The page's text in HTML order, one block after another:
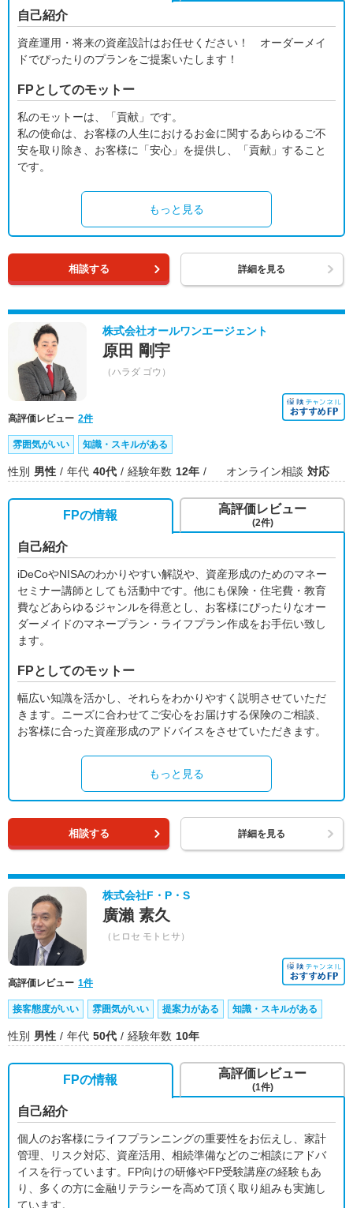
自己紹介
資産運用・将来の資産設計はお任せください！ オーダーメイ
ドでぴったりのプランをご提案いたします！
FPとしてのモットー
私のモットーは、「貢献」です。
私の使命は、お客様の人生におけるお金に関するあらゆるご不
安を取り除き、お客様に「安心」を提供し、「貢献」すること
です。
もっと見る
相談する 詳細を見る
株式会社オールワンエージェント
原田 剛宇
（ハラダ ゴウ）
高評価レビュー 2件
雰囲気がいい 知識・スキルがある
性別 男性 年代 40代 経験年数 12年 オンライン相談 対応
FPの情報
自己紹介
iDeCoやNISAのわかりやすい解説や、資産形成のためのマネー
セミナー講師としても活動中です。他にも保険・住宅費・教育
費などあらゆるジャンルを得意とし、お客様にぴったりなオー
ダーメイドのマネープラン・ライフプラン作成をお手伝い致し
ます。
FPとしてのモットー
幅広い知識を活かし、それらをわかりやすく説明させていただ
きます。ニーズに合わせてご安心をお届けする保険のご相談、
お客様に合った資産形成のアドバイスをさせていただきます。
もっと見る
高評価レビュー
(2件)
相談する 詳細を見る
株式会社F・P・S
廣瀨 素久
（ヒロセ モトヒサ）
高評価レビュー 1件
接客態度がいい 雰囲気がいい 提案力がある 知識・スキルがある
性別 男性 年代 50代 経験年数 10年
FPの情報
自己紹介
個人のお客様にライフプランニングの重要性をお伝えし、家計
管理、リスク対応、資産活用、相続準備などのご相談にアドバ
イスを行っています。FP向けの研修やFP受験講座の経験もあ
り、多くの方に金融リテラシーを高めて頂く取り組みも実施し
ています。
高評価レビュー
(1件)